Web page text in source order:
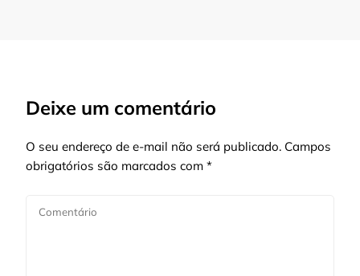
Deixe um comentário
O seu endereço de e-mail não será publicado. Campos
obrigatórios são marcados com *